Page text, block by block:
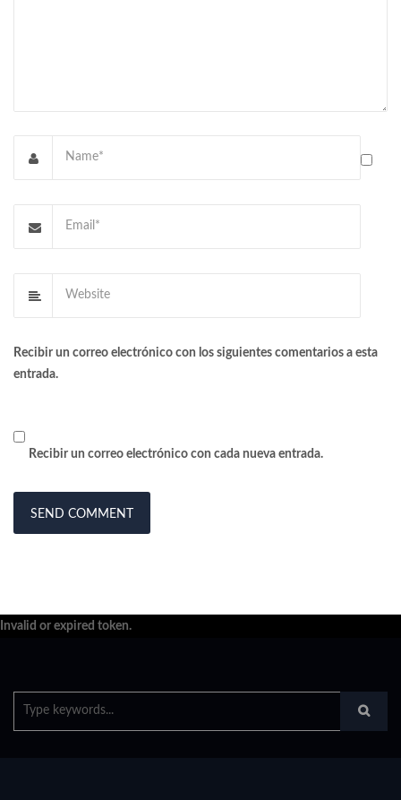
Recibir un correo electrónico con los siguientes comentarios a esta
entrada.
Recibir un correo electrónico con cada nueva entrada.
Invalid or expired token.